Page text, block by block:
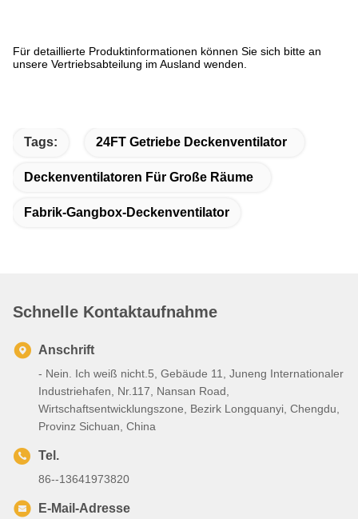
Für detaillierte Produktinformationen können Sie sich bitte an
unsere Vertriebsabteilung im Ausland wenden.
Tags: 24FT Getriebe Deckenventilator
Deckenventilatoren Für Große Räume
Fabrik-Gangbox-Deckenventilator
Schnelle Kontaktaufnahme
Anschrift
- Nein. Ich weiß nicht.5, Gebäude 11, Juneng Internationaler
Industriehafen, Nr.117, Nansan Road,
Wirtschaftsentwicklungszone, Bezirk Longquanyi, Chengdu,
Provinz Sichuan, China
Tel.
86--13641973820
E-Mail-Adresse